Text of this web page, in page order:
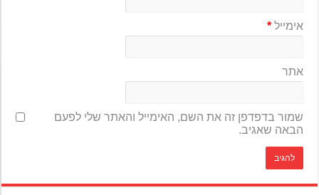
אימייל*
אתר
שמור בדפדפן זה את השם, האימייל והאתר שלי לפעם
הבאה שאגיב.